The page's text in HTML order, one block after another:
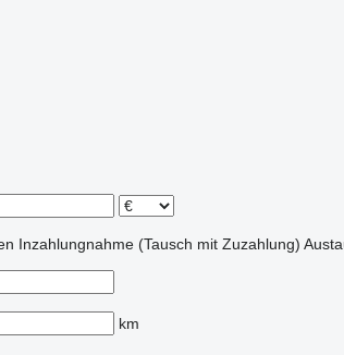
Inzahlungnahme (Tausch mit Zuzahlung)
km